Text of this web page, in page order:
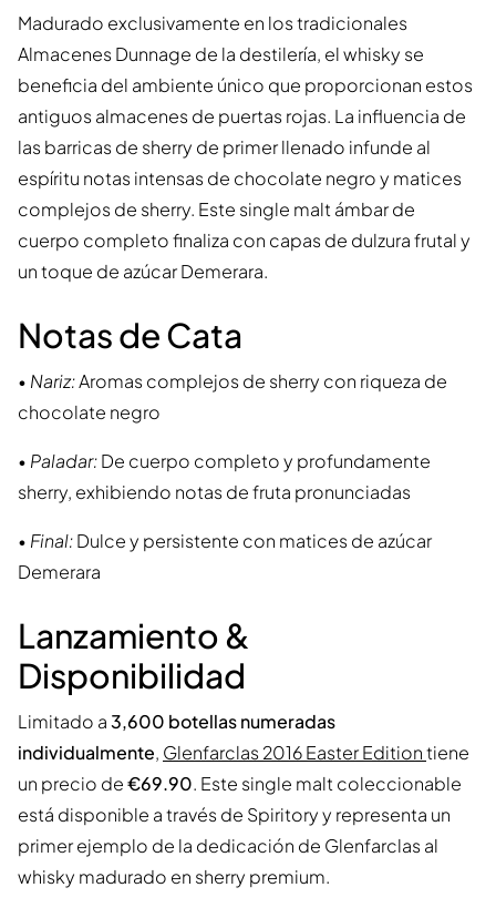
Madurado exclusivamente en los tradicionales
Almacenes Dunnage de la destilería, el whisky se
beneficia del ambiente único que proporcionan estos
antiguos almacenes de puertas rojas. La influencia de
las barricas de sherry de primer llenado infunde al
espíritu notas intensas de chocolate negro y matices
complejos de sherry. Este single malt ámbar de
cuerpo completo finaliza con capas de dulzura frutal y
un toque de azúcar Demerara.
Notas de Cata
• Nariz:Aromas complejos de sherry con riqueza de
chocolate negro
• Paladar:De cuerpo completo y profundamente
sherry, exhibiendo notas de fruta pronunciadas
• Final:Dulce y persistente con matices de azúcar
Demerara
Lanzamiento &
Disponibilidad
Limitado a3,600 botellas numeradas
individualmente, Glenfarclas 2016 Easter Editiontiene
un precio de€69.90. Este single malt coleccionable
está disponible a través de Spiritory y representa un
primer ejemplo de la dedicación de Glenfarclas al
whisky madurado en sherry premium.